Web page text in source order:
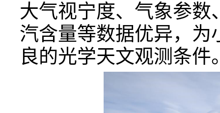
大气视宁度、气象参
汽含量等数据优异，为
良的光学天文观测条件